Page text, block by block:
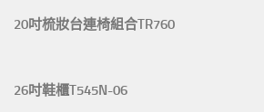
20吋梳妝台連椅組合TR760
26吋鞋櫃T545N-06